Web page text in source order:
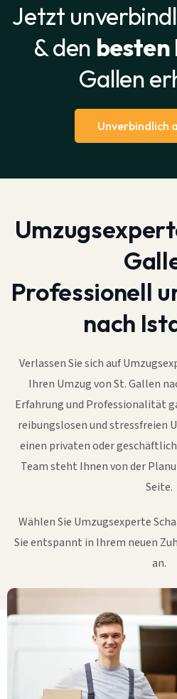
Jetzt
& den besten
Gallen
Unverbindlich
Professionell
nach
Verlassen Sie sich auf
Ihren Umzug von St. Gallen
Erfahrung und Professionalität
reibungslosen und stressfreien
einen privaten oder
Team steht Ihnen von der
Seite.
Wählen Sie Umzugsexperte
Sie entspannt in Ihrem neuen
an.